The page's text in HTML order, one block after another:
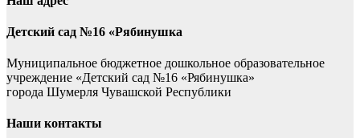
Детский сад №16 «Рябинушка
Муниципальное бюджетное дошкольное образовательное
учреждение «Детский сад №16 «Рябинушка»
города Шумерля Чувашской Республики
Наши контакты